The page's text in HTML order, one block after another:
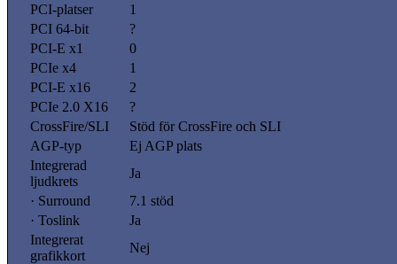
PCI-platser
1
PCI 64-bit
?
PCI-E x1
0
PCIe x4
1
PCI-E x16
2
PCIe 2.0 X16
?
CrossFire/SLI
Stöd för CrossFire och SLI
AGP-typ
Ej AGP plats
Integrerad
ljudkrets
Ja
· Surround
7.1 stöd
· Toslink
Ja
Integrerat
grafikkort
Nej